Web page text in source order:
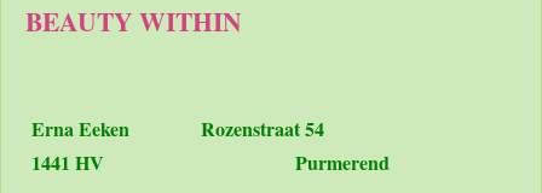
BEAUTY WITHIN
Erna Eeken Rozenstraat 54
1441 HV Purmerend